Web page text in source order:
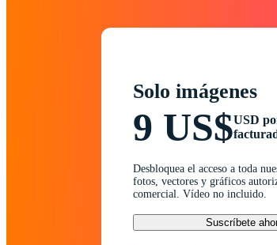
Solo imágenes
9 US$USD
Desbloquea el acceso a toda
fotos, vectores y gráficos
comercial. Vídeo no incluido.
Suscríbete